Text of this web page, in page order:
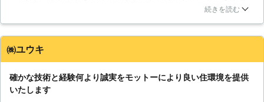
【弊社ならではのサービス】 一般的
な木造の在来工法を始め、2×4・パネ
ル構法・ログハウス・鉄骨造・鉄筋コ
ます。床下などの普段目に見えない環
境で、どのような被害状況でどんな原
聞いた時は驚きましたが、丁寧な説明で、納得できました。定
りました。ありがとうございます。
東京都 葛飾区 2016年12月27日
続きを読む
㈱ユウキ
確かな技術と経験何より誠実をモットーにより良い住環境を提供
いたします